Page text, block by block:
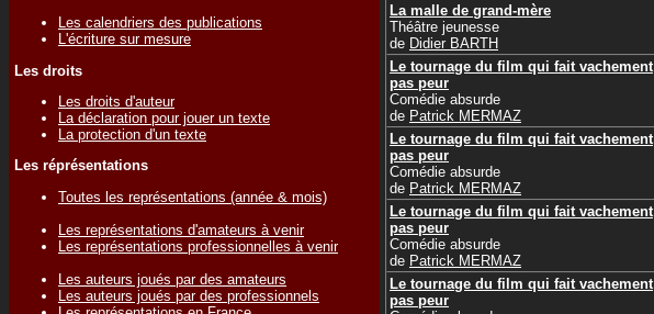
Les calendriers des publications
L'écriture sur mesure
Les droits
Les droits d'auteur
La déclaration pour jouer un texte
La protection d'un texte
Les réprésentations
Toutes les représentations (année & mois)
Les représentations d'amateurs à venir
Les représentations professionnelles à venir
Les auteurs joués par des amateurs
Les auteurs joués par des professionnels
La malle de grand-mère
Théâtre jeunesse
de Didier BARTH
Le tournage du film qui fait vachement
pas peur
Comédie absurde
de Patrick MERMAZ
Le tournage du film qui fait vachement
pas peur
Comédie absurde
de Patrick MERMAZ
Le tournage du film qui fait vachement
pas peur
Comédie absurde
de Patrick MERMAZ
Le tournage du film qui fait vachement
pas peur